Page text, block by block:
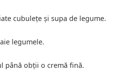
cubulețe și supa de legume.
legumele.
până obții o cremă fină.